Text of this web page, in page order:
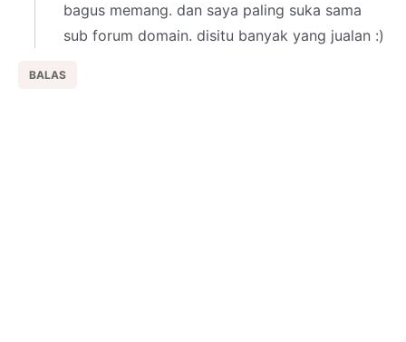
bagus memang. dan saya paling suka sama
sub forum domain. disitu banyak yang jualan :)
BALAS